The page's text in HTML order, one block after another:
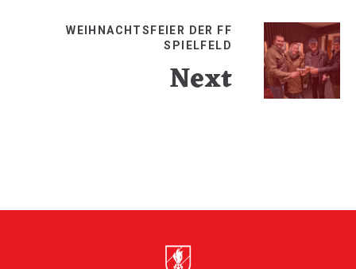
WEIHNACHTSFEIER DER FF
SPIELFELD
Next